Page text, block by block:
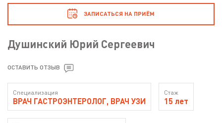
ЗАПИСАТЬСЯ НА ПРИЁМ
Душинский Юрий Сергеевич
ОСТАВИТЬ ОТЗЫВ
Специализация
ВРАЧ ГАСТРОЭНТЕРОЛОГ, ВРАЧ УЗИ
Стаж
15 лет